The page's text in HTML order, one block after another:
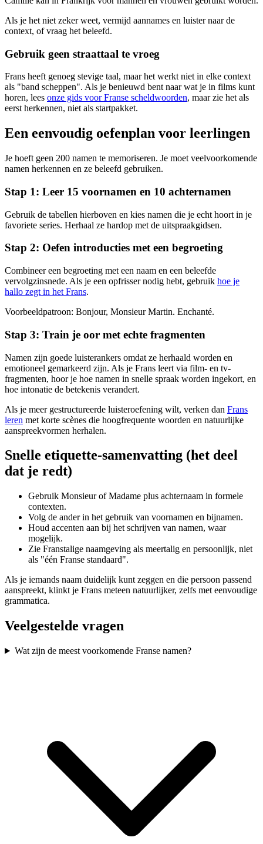
Als je het niet zeker weet, vermijd aannames en luister naar de
context, of vraag het beleefd.
Gebruik geen straattaal te vroeg
Frans heeft genoeg stevige taal, maar het werkt niet in elke context
als "band scheppen". Als je benieuwd bent naar wat je in films kunt
horen, lees onze gids voor Franse scheldwoorden, maar zie het als
eerst herkennen, niet als startpakket.
Een eenvoudig oefenplan voor leerlingen
Je hoeft geen 200 namen te memoriseren. Je moet veelvoorkomende
namen herkennen en ze beleefd gebruiken.
Stap 1: Leer 15 voornamen en 10 achternamen
Gebruik de tabellen hierboven en kies namen die je echt hoort in je
favoriete series. Herhaal ze hardop met de uitspraakgidsen.
Stap 2: Oefen introducties met een begroeting
Combineer een begroeting met een naam en een beleefde
vervolgzinsnede. Als je een opfrisser nodig hebt, gebruik hoe je
hallo zegt in het Frans.
Voorbeeldpatroon: Bonjour, Monsieur Martin. Enchanté.
Stap 3: Train je oor met echte fragmenten
Namen zijn goede luisterankers omdat ze herhaald worden en
emotioneel gemarkeerd zijn. Als je Frans leert via film- en tv-
fragmenten, hoor je hoe namen in snelle spraak worden ingekort, en
hoe intonatie de betekenis verandert.
Als je meer gestructureerde luisteroefening wilt, verken dan Frans
leren met korte scènes die hoogfrequente woorden en natuurlijke
aanspreekvormen herhalen.
Snelle etiquette-samenvatting (het deel
dat je redt)
Gebruik Monsieur of Madame plus achternaam in formele
contexten.
Volg de ander in het gebruik van voornamen en bijnamen.
Houd accenten aan bij het schrijven van namen, waar
mogelijk.
Zie Franstalige naamgeving als meertalig en persoonlijk, niet
als "één Franse standaard".
Als je iemands naam duidelijk kunt zeggen en die persoon passend
aanspreekt, klinkt je Frans meteen natuurlijker, zelfs met eenvoudige
grammatica.
Veelgestelde vragen
Wat zijn de meest voorkomende Franse namen?